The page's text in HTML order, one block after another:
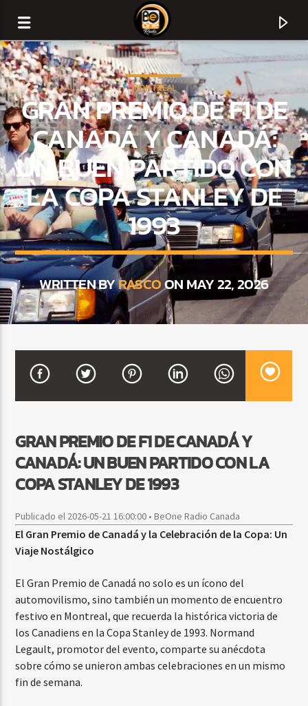
CURRENT TRACK
TITLE
ARTIST
CURRENT SHOW
FIESTA DJ MIX
9:00 PM 12:00 AM
Beone Radio
MONTREAL
GRAN PREMIO DE F1 DE
CANADÁ Y CANADÁ:
UN BUEN PARTIDO CON
LA COPA STANLEY DE
1993
WRITTEN BYRASCOON MAY 22, 2026
GRAN PREMIO DE F1 DE CANADÁ Y
CANADÁ: UN BUEN PARTIDO CON LA
COPA STANLEY DE 1993
Publicado el 2026-05-21 16:00:00 • BeOne Radio Canada
El Gran Premio de Canadá y la Celebración de la Copa: Un
Viaje Nostálgico
El Gran Premio de Canadá no solo es un ícono del
automovilismo, sino también un momento de encuentro
festivo en Montreal, que recuerda la histórica victoria de
los Canadiens en la Copa Stanley de 1993. Normand
Legault, promotor del evento, comparte su anécdota
sobre cómo se unieron ambas celebraciones en un mismo
fin de semana.